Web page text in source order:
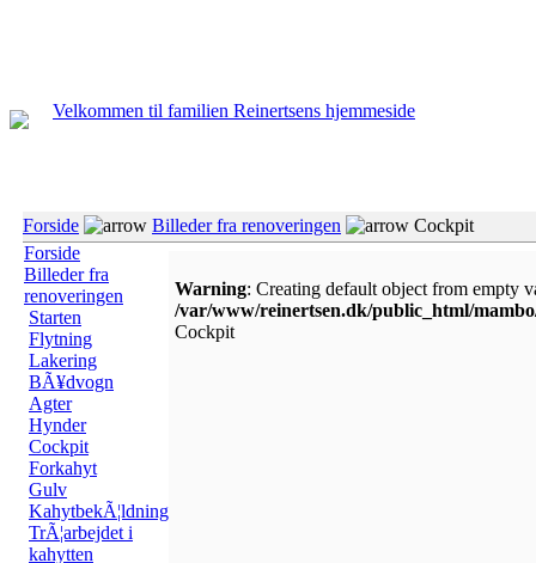
Velkommen til familien Reinertsens hjemmeside
Forside Billeder fra renoveringen
Cockpit
Forside
Billeder fra
renoveringen
Starten
Flytning
Lakering
BÃ¥dvogn
Agter
Hynder
Cockpit
Forkahyt
Gulv
KahytbekÃ¦ldning
TrÃ¦arbejdet i
kahytten
Warning: Creating default object from empty
/var/www/reinertsen.dk/public_html/
Cockpit